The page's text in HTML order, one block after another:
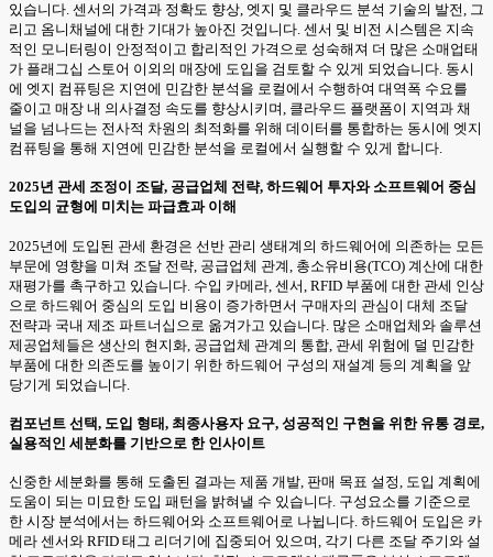
있습니다. 센서의 가격과 정확도 향상, 엣지 및 클라우드 분석 기술의 발전, 그
리고 옴니채널에 대한 기대가 높아진 것입니다. 센서 및 비전 시스템은 지속
적인 모니터링이 안정적이고 합리적인 가격으로 성숙해져 더 많은 소매업태
가 플래그십 스토어 이외의 매장에 도입을 검토할 수 있게 되었습니다. 동시
에 엣지 컴퓨팅은 지연에 민감한 분석을 로컬에서 수행하여 대역폭 수요를
줄이고 매장 내 의사결정 속도를 향상시키며, 클라우드 플랫폼이 지역과 채
널을 넘나드는 전사적 차원의 최적화를 위해 데이터를 통합하는 동시에 엣지
컴퓨팅을 통해 지연에 민감한 분석을 로컬에서 실행할 수 있게 합니다.
2025년 관세 조정이 조달, 공급업체 전략, 하드웨어 투자와 소프트웨어 중심
도입의 균형에 미치는 파급효과 이해
2025년에 도입된 관세 환경은 선반 관리 생태계의 하드웨어에 의존하는 모든
부문에 영향을 미쳐 조달 전략, 공급업체 관계, 총소유비용(TCO) 계산에 대한
재평가를 촉구하고 있습니다. 수입 카메라, 센서, RFID 부품에 대한 관세 인상
으로 하드웨어 중심의 도입 비용이 증가하면서 구매자의 관심이 대체 조달
전략과 국내 제조 파트너십으로 옮겨가고 있습니다. 많은 소매업체와 솔루션
제공업체들은 생산의 현지화, 공급업체 관계의 통합, 관세 위험에 덜 민감한
부품에 대한 의존도를 높이기 위한 하드웨어 구성의 재설계 등의 계획을 앞
당기게 되었습니다.
컴포넌트 선택, 도입 형태, 최종사용자 요구, 성공적인 구현을 위한 유통 경로,
실용적인 세분화를 기반으로 한 인사이트
신중한 세분화를 통해 도출된 결과는 제품 개발, 판매 목표 설정, 도입 계획에
도움이 되는 미묘한 도입 패턴을 밝혀낼 수 있습니다. 구성요소를 기준으로
한 시장 분석에서는 하드웨어와 소프트웨어로 나뉩니다. 하드웨어 도입은 카
메라 센서와 RFID 태그 리더기에 집중되어 있으며, 각기 다른 조달 주기와 설